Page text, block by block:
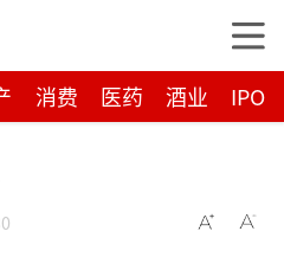
消费 医药 酒业 IPO